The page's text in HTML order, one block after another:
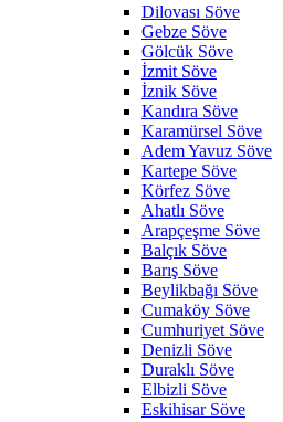
Dilovası Söve
Gebze Söve
Gölcük Söve
İzmit Söve
İznik Söve
Kandıra Söve
Karamürsel Söve
Adem Yavuz Söve
Kartepe Söve
Körfez Söve
Ahatlı Söve
Arapçeşme Söve
Balçık Söve
Barış Söve
Beylikbağı Söve
Cumaköy Söve
Cumhuriyet Söve
Denizli Söve
Duraklı Söve
Elbizli Söve
Eskihisar Söve